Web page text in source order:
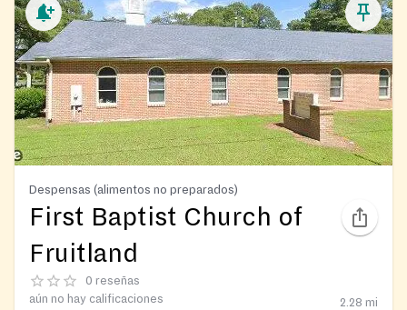
Despensas (alimentos no preparados)
First Baptist Church of
Fruitland
0 reseñas
aún no hay calificaciones
2.28 mi